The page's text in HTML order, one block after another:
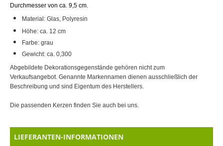
Durchmesser von ca. 9,5 cm.
Material: Glas, Polyresin
Höhe: ca. 12 cm
Farbe: grau
Gewicht: ca. 0,300
Abgebildete Dekorationsgegenstände gehören nicht zum
Verkaufsangebot. Genannte Markennamen dienen ausschließlich der
Beschreibung und sind Eigentum des Herstellers.
Die passenden Kerzen finden Sie auch bei uns.
LIEFERANTEN-INFORMATIONEN